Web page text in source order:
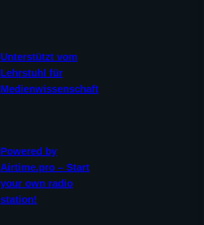
Unterstützt vom
Lehrstuhl für
Medienwissenschaft
Powered by
Airtime.pro – Start
your own radio
station!